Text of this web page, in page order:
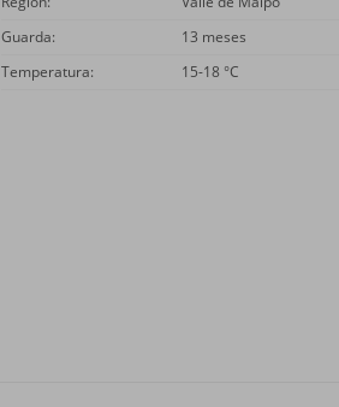
Guarda
13 meses
Temperatura
15-18 °C